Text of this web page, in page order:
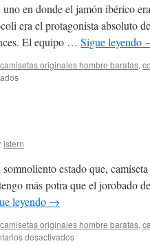
en donde el jamón ibérico
era el protagonista absoluto
El equipo … Sigue leyendo
camisetas originales hombre baratas,
en
por
internet
istern
estado que,
más potra que el jorobado
leyendo →
camisetas originales hombre baratas,
desactivadosen